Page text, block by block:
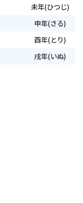
未年(ひつじ)
申年(さる)
酉年(とり)
戌年(いぬ)